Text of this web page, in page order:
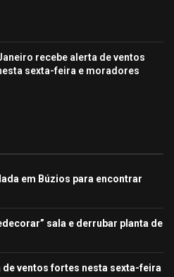
recebe alerta de ventos
sexta-feira e moradores
em Búzios para encontrar
sala e derrubar planta de
de ventos fortes nesta sexta-feira